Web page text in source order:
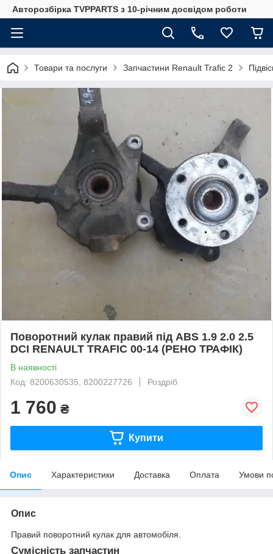
Авторозбірка TVPPARTS з 10-річним досвідом роботи
Товари та послуги Запчастини Renault Trafic 2
Поворотний кулак правий під ABS 1.9 2.0 2.5
DCI RENAULT TRAFIC 00-14 (РЕНО ТРАФІК)
В наявності
Код: 8200630535, 8200227726
Роздріб
1 760 ₴
Купити
Опис Характеристики Доставка Оплата Умови
Опис
Правий поворотний кулак для автомобіля.
Сумісність запчастин